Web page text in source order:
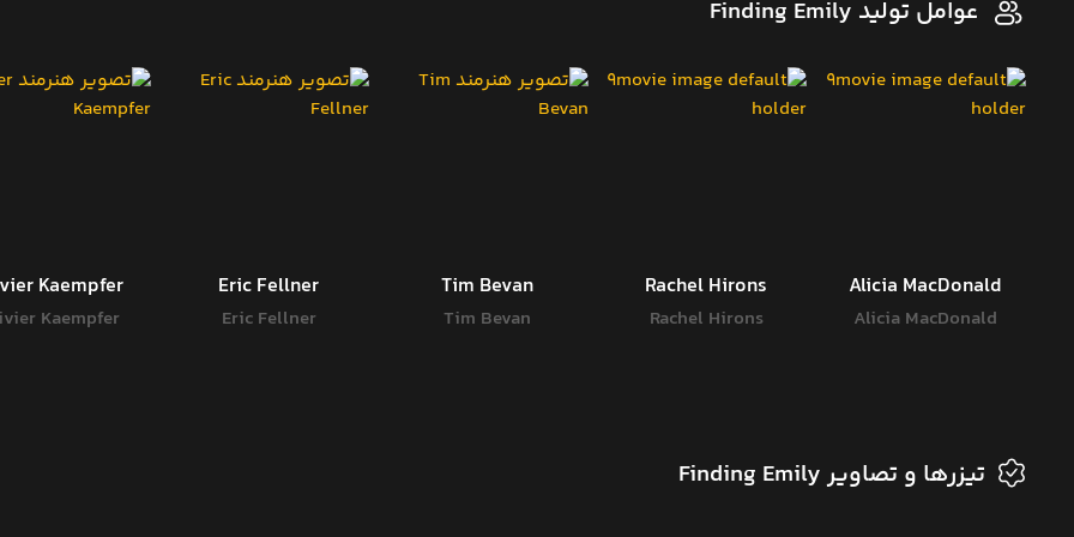
عوامل تولید Finding Emily
Alicia MacDonald
Alicia MacDonald
Rachel Hirons
Rachel Hirons
Tim Bevan
Tim Bevan
Eric Fellner
Eric Fellner
Kaempfer
Kaempfer
تیزرها و تصاویر Finding Emily